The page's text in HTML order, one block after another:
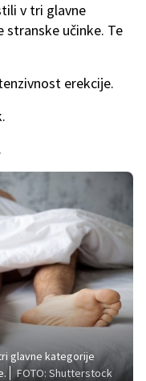
v tri glavne
stranske učinke. Te
erekcije.
glavne kategorije
FOTO: Shutterstock